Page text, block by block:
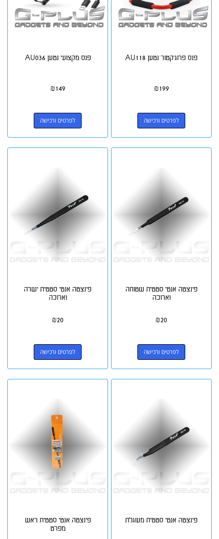
פנס פרוג'קטור נטען AU118
₪199
לפרטים ורכישה
פנס מקצועי נטען AU036
₪149
לפרטים ורכישה
פינצטה אנטי סטטית שטוחה
וארוכה
₪20
לפרטים ורכישה
פינצטה אנטי סטטית ישרה
וארוכה
₪20
לפרטים ורכישה
פינצטה אנטי סטטית מעוגלת
פינצטה אנטי סטטית ראש
מפרט